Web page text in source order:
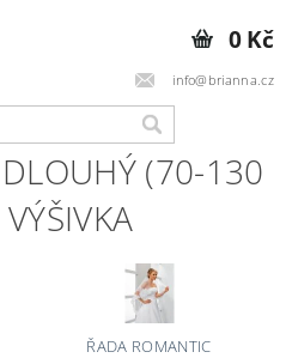
info@brianna.cz
0 Kč
(70-130
ŘADA ROMANTIC